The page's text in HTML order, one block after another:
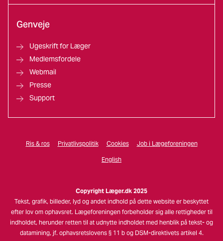
Genveje
Ugeskrift for Læger
Medlemsfordele
Webmail
Presse
Support
Ris & ros Privatlivspolitik Cookies Job i Lægeforeningen
English
Copyright Læger.dk 2025
Tekst, grafik, billeder, lyd og andet indhold på dette website er beskyttet
efter lov om ophavsret. Lægeforeningen forbeholder sig alle rettigheder til
indholdet, herunder retten til at udnytte indholdet med henblik på tekst- og
datamining, jf. ophavsretslovens § 11 b og DSM-direktivets artikel 4.